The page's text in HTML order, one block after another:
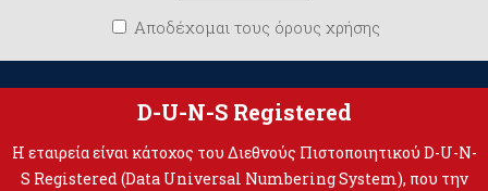
Αποδέχομαι τους όρους χρήσης
D-U-N-S Registered
Η εταιρεία είναι κάτοχος του Διεθνούς Πιστοποιητικού D-U-N-
S Registered (Data Universal Numbering System), που την